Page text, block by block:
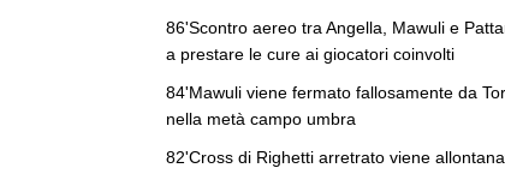
86'Scontro aereo tra Angella, Mawuli e
a prestare le cure ai giocatori coinvolti
84'Mawuli viene fermato fallosamente da
nella metà campo umbra
82'Cross di Righetti arretrato viene